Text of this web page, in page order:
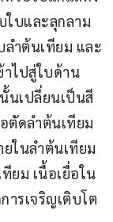
ใบและลุกลาม
ำต้นเทียม และ
ไปสู่ใบด้าน
นเปลี่ยนเป็นสี
ตัดลำต้นเทียม
ในลำต้นเทียม
ยม เนื้อเยื่อใน
ารเจริญเติบโต